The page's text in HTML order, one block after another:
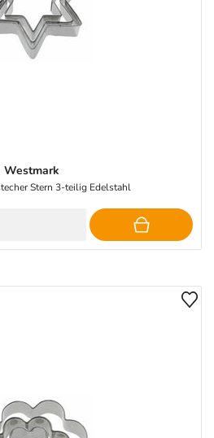
Westmark
Stern 3-teilig Edelstahl